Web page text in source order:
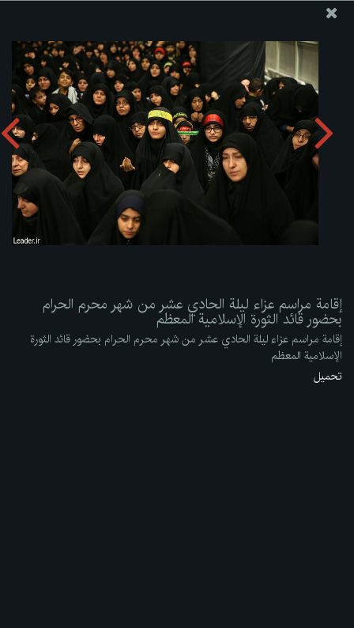
إقامة مراسم عزاء ليلة الحادي عشر من شهر محرم الحرام بحضور
قائد الثورة الإسلامية المعظم
تحميل الألبوم:zip
إقامة مراسم عزاء ليلة الحادي عشر من شهر محرم الحرام
بحضور قائد الثورة الإسلامية المعظم
إقامة مراسم عزاء ليلة الحادي عشر من شهر محرم الحرام بحضور قائد الثورة
الإسلامية المعظم
تحميل